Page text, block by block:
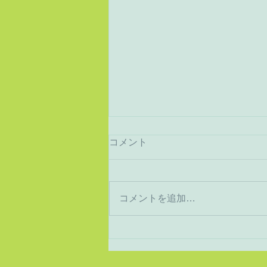
猛暑から酷暑へ
コメント
コメントを追加…